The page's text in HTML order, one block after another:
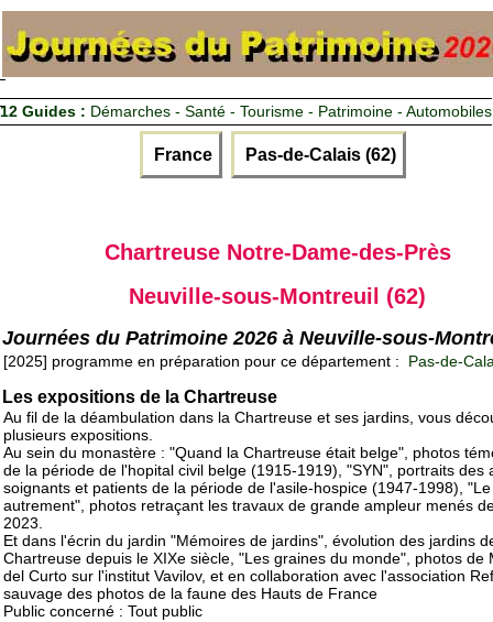
12 Guides : Démarches - Santé - Tourisme - Patrimoine - Automobiles
France Pas-de-Calais (62)
Chartreuse Notre-Dame-des-Près
Neuville-sous-Montreuil (62)
Journées du Patrimoine 2026 à Neuville-sous-
[2025] programme en préparation pour ce département : Pas-de-
Les expositions de la Chartreuse
Au fil de la déambulation dans la Chartreuse et ses jardins, vous
plusieurs expositions.
Au sein du monastère : "Quand la Chartreuse était belge", photos
de la période de l'hopital civil belge (1915-1919), "SYN", portraits des
soignants et patients de la période de l'asile-hospice (1947-1998),
autrement", photos retraçant les travaux de grande ampleur menés
2023.
Et dans l'écrin du jardin "Mémoires de jardins", évolution des jardins
Chartreuse depuis le XIXe siècle, "Les graines du monde", photos de
del Curto sur l'institut Vavilov, et en collaboration avec l'association
sauvage des photos de la faune des Hauts de France
Public concerné : Tout public